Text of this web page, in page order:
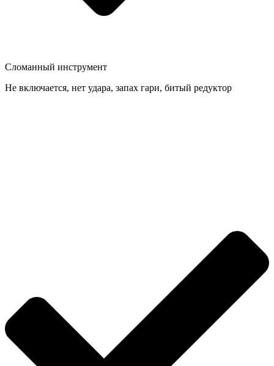
Сломанный инструмент
Не включается, нет удара, запах гари, битый редуктор